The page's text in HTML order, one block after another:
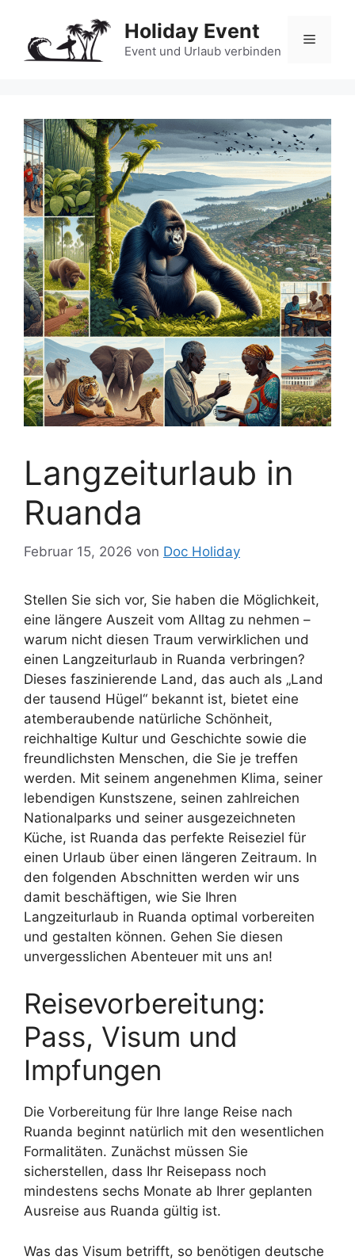
springen
Holiday Event
Event und Urlaub verbinden
Menü
Langzeiturlaub in
Ruanda
Februar 15, 2026 von Doc Holiday
Stellen Sie sich vor, Sie haben die Möglichkeit,
eine längere Auszeit vom Alltag zu nehmen –
warum nicht diesen Traum verwirklichen und
einen Langzeiturlaub in Ruanda verbringen?
Dieses faszinierende Land, das auch als „Land
der tausend Hügel“ bekannt ist, bietet eine
atemberaubende natürliche Schönheit,
reichhaltige Kultur und Geschichte sowie die
freundlichsten Menschen, die Sie je treffen
werden. Mit seinem angenehmen Klima, seiner
lebendigen Kunstszene, seinen zahlreichen
Nationalparks und seiner ausgezeichneten
Küche, ist Ruanda das perfekte Reiseziel für
einen Urlaub über einen längeren Zeitraum. In
den folgenden Abschnitten werden wir uns
damit beschäftigen, wie Sie Ihren
Langzeiturlaub in Ruanda optimal vorbereiten
und gestalten können. Gehen Sie diesen
unvergesslichen Abenteuer mit uns an!
Reisevorbereitung:
Pass, Visum und
Impfungen
Die Vorbereitung für Ihre lange Reise nach
Ruanda beginnt natürlich mit den wesentlichen
Formalitäten. Zunächst müssen Sie
sicherstellen, dass Ihr Reisepass noch
mindestens sechs Monate ab Ihrer geplanten
Ausreise aus Ruanda gültig ist.
Was das Visum betrifft, so benötigen deutsche